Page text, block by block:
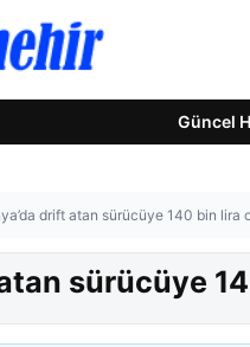
Güncel
drift atan sürücüye 140 bin lira
sürücüye